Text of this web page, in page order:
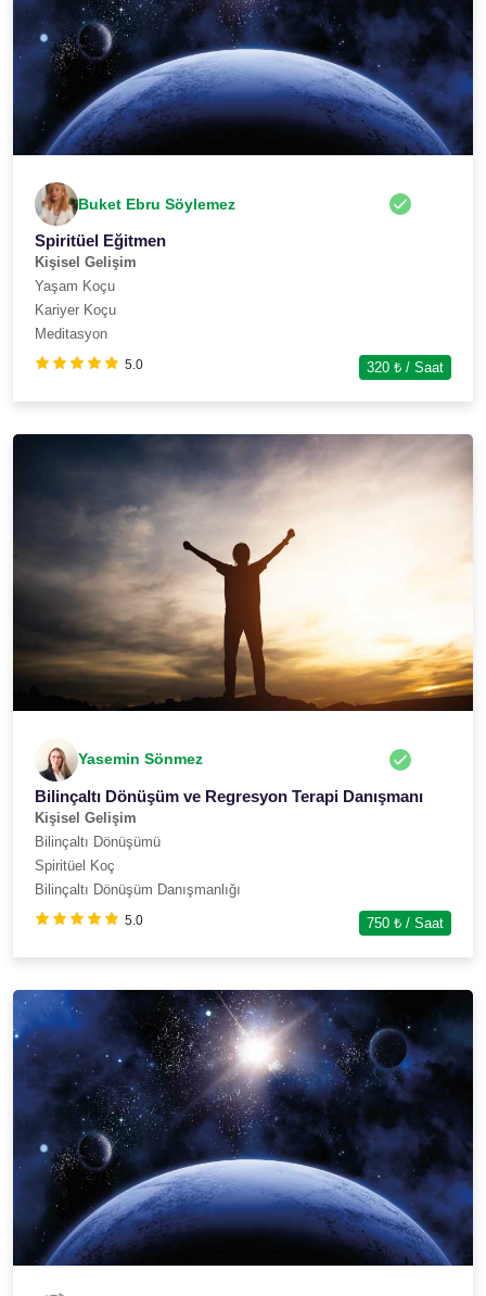
Buket Ebru Söylemez
Spiritüel Eğitmen
Kişisel Gelişim
Yaşam Koçu
Kariyer Koçu
Meditasyon
5.0 320 ₺ / Saat
Yasemin Sönmez
Bilinçaltı Dönüşüm ve Regresyon Terapi Danışmanı
Kişisel Gelişim
Bilinçaltı Dönüşümü
Spiritüel Koç
Bilinçaltı Dönüşüm Danışmanlığı
5.0 750 ₺ / Saat